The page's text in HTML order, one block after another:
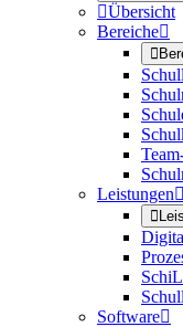
Übersicht
Bereiche

Leistungen

Software